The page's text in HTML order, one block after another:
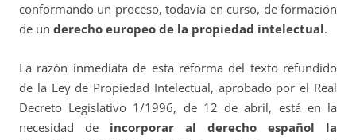
conformando un proceso, todavía en curso, de formación
de un derecho europeo de la propiedad intelectual.
La razón inmediata de esta reforma del texto refundido
de la Ley de Propiedad Intelectual, aprobado por el Real
Decreto Legislativo 1/1996, de 12 de abril, está en la
necesidad de incorporar al derecho español la